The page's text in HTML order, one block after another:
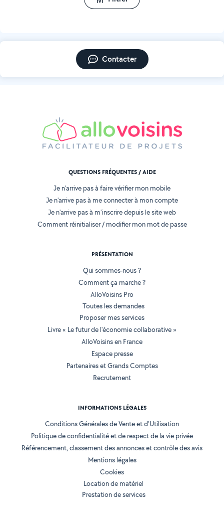
Contacter
QUESTIONS FRÉQUENTES / AIDE
Je n'arrive pas à faire vérifier mon mobile
Je n'arrive pas à me connecter à mon compte
Je n'arrive pas à m'inscrire depuis le site web
Comment réinitialiser / modifier mon mot de passe
PRÉSENTATION
Qui sommes-nous ?
Comment ça marche ?
AlloVoisins Pro
Toutes les demandes
Proposer mes services
Livre « Le futur de l'économie collaborative »
AlloVoisins en France
Espace presse
Partenaires et Grands Comptes
Recrutement
INFORMATIONS LÉGALES
Conditions Générales de Vente et d'Utilisation
Politique de confidentialité et de respect de la vie privée
Référencement, classement des annonces et contrôle des avis
Mentions légales
Cookies
Location de matériel
Prestation de services